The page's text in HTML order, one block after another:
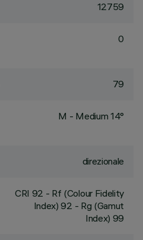
12759
0
79
M - Medium 14°
direzionale
CRI 92 - Rf (Colour Fidelity
Index) 92 - Rg (Gamut
Index) 99